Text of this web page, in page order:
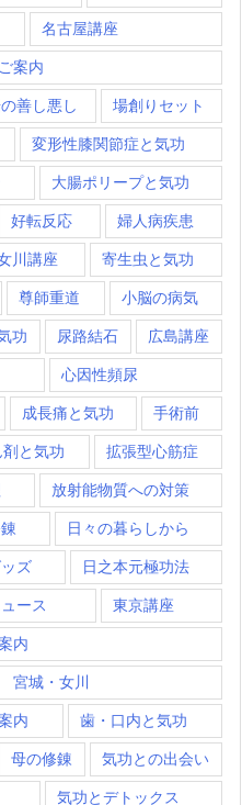
名古屋講座
案内
善し悪し 場創りセット
変形性膝関節症と気功
大腸ポリープと気功
好転反応 婦人病疾患
川講座 寄生虫と気功
尊師重道 小脳の病気
功 尿路結石 広島講座
心因性頻尿
成長痛と気功 手術前
と気功 拡張型心筋症
放射能物質への対策
日々の暮らしから
ズ 日之本元極功法
ース 東京講座
内
城・女川
内 歯・口内と気功
母の修錬 気功との出会い
気功とデトックス